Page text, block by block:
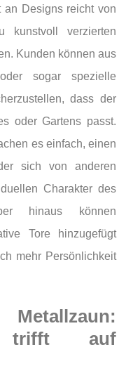
an Designs reicht von
verzierten
Kunden können aus
sogar spezielle
dass der
oder Gartens passt.
es einfach, einen
sich von anderen
Charakter des
hinaus können
Tore hinzugefügt
mehr Persönlichkeit
trifft auf